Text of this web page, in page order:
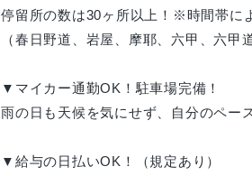
停留所の数は30ヶ所以上！※時間帯に
（春日野道、岩屋、摩耶、六甲、六甲
▼マイカー通勤OK！駐車場完備！
雨の日も天候を気にせず、自分のペー
▼給与の日払いOK！（規定あり）